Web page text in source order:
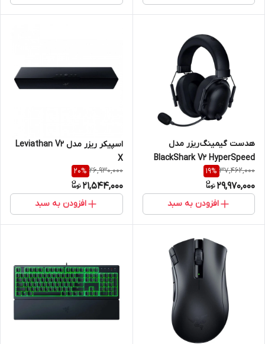
هدست گیمینگ ریزر مدل
BlackShark V2 HyperSpeed
37,462,000
19%
29,970,000
افزودن به سبد
اسپیکر ریزر مدل Leviathan V2
X
26,930,000
20%
21,544,000
افزودن به سبد